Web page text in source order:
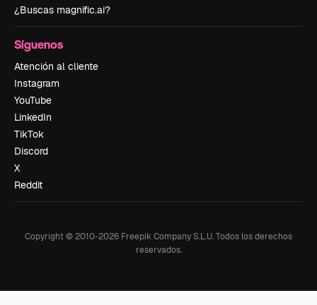
¿Buscas magnific.ai?
Síguenos
Atención al cliente
Instagram
YouTube
LinkedIn
TikTok
Discord
X
Reddit
Copyright © 2010-2026 Freepik Company S.L.U.Todos los derechos
reservados.